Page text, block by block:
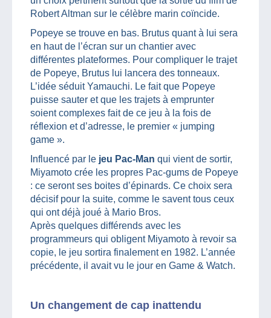
Robert Altman sur le célèbre marin coïncide.
Popeye se trouve en bas. Brutus quant à lui sera
en haut de l’écran sur un chantier avec
différentes plateformes. Pour compliquer le trajet
de Popeye, Brutus lui lancera des tonneaux.
L’idée séduit Yamauchi. Le fait que Popeye
puisse sauter et que les trajets à emprunter
soient complexes fait de ce jeu à la fois de
réflexion et d’adresse, le premier « jumping
game ».
Influencé par le jeu Pac-Man qui vient de sortir,
Miyamoto crée les propres Pac-gums de Popeye
: ce seront ses boites d’épinards. Ce choix sera
décisif pour la suite, comme le savent tous ceux
qui ont déjà joué à Mario Bros.
Après quelques différends avec les
programmeurs qui obligent Miyamoto à revoir sa
copie, le jeu sortira finalement en 1982. L’année
précédente, il avait vu le jour en Game & Watch.
Un changement de cap inattendu